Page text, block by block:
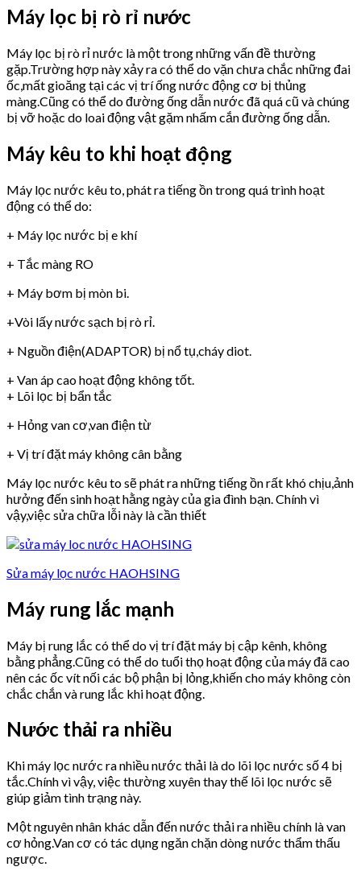
Máy lọc bị rò rỉ nước
Máy lọc bị rò rỉ nước là một trong những vấn đề thường
gặp.Trường hợp này xảy ra có thể do vặn chưa chắc những đai
ốc,mất gioăng tại các vị trí ống nước động cơ bị thủng
màng.Cũng có thể do đường ống dẫn nước đã quá cũ và chúng
bị vỡ hoặc do loai động vật gặm nhấm cắn đường ống dẫn.
Máy kêu to khi hoạt động
Máy lọc nước kêu to, phát ra tiếng ồn trong quá trình hoạt
động có thể do:
+ Máy lọc nước bị e khí
+ Tắc màng RO
+ Máy bơm bị mòn bi.
+Vòi lấy nước sạch bị rò rỉ.
+ Nguồn điện(ADAPTOR) bị nổ tụ,cháy diot.
+ Van áp cao hoạt động không tốt.
+ Lõi lọc bị bẩn tắc
+ Hỏng van cơ,van điện từ
+ Vị trí đặt máy không cân bằng
Máy lọc nước kêu to sẽ phát ra những tiếng ồn rất khó chịu,ảnh
hưởng đến sinh hoạt hằng ngày của gia đình bạn. Chính vì
vậy,việc sửa chữa lỗi này là cần thiết
Sửa máy lọc nước HAOHSING
Máy rung lắc mạnh
Máy bị rung lắc có thể do vị trí đặt máy bị cập kênh, không
bằng phẳng.Cũng có thể do tuổi thọ hoạt động của máy đã cao
nên các ốc vít nối các bộ phận bị lỏng,khiến cho máy không còn
chắc chắn và rung lắc khi hoạt động.
Nước thải ra nhiều
Khi máy lọc nước ra nhiều nước thải là do lõi lọc nước số 4 bị
tắc.Chính vì vậy, việc thường xuyên thay thế lõi lọc nước sẽ
giúp giảm tình trạng này.
Một nguyên nhân khác dẫn đến nước thải ra nhiều chính là van
cơ hỏng.Van cơ có tác dụng ngăn chặn dòng nước thẩm thấu
ngược.